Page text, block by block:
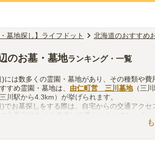
墓地探し】ライフドット 北海道のおすすめ
のお墓・墓地ランキング・一覧
には数多くの霊園・墓地があり、その種類や費
すめ霊園・墓地は、 由仁町営 三川墓地（三川
川駅から4.3km）が挙げられます。
)でお墓探しをする際は、自宅からの交通アク
の入手方法などを考慮して選ぶとよいでしょう